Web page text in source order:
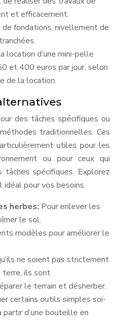
et efficacement.
de fondations, nivellement de
location d’une mini-pelle
et 400 euros par jour, selon
de la location.
des tâches spécifiques ou
traditionnelles. Ces
utiles pour les
ou pour ceux qui
spécifiques. Explorez
idéal pour vos besoins.
herbes: Pour enlever les
le sol.
modèles pour améliorer le
ne soient pas strictement
terre, ils sont
le terrain et désherber.
certains outils simples soi-
d’une bouteille en